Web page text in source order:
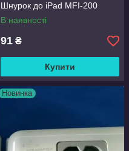
Шнурок до iPad MFI-200
В наявності
91 ₴
Купити
Новинка